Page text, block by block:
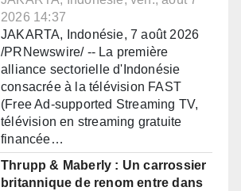
2026 14:37
JAKARTA, Indonésie, 7 août 2026
/PRNewswire/ -- La première
alliance sectorielle d'Indonésie
consacrée à la télévision FAST
(Free Ad-supported Streaming TV,
télévision en streaming gratuite
financée…
Thrupp & Maberly : Un carrossier
britannique de renom entre dans